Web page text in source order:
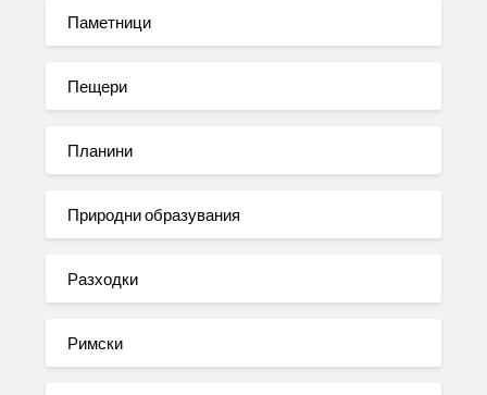
Паметници
Пещери
Планини
Природни образувания
Разходки
Римски